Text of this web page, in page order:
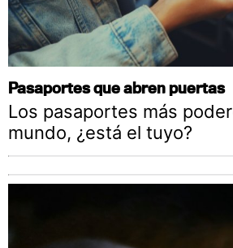
Pasaportes que abren puertas
Los pasaportes más
mundo, ¿está el tuyo?